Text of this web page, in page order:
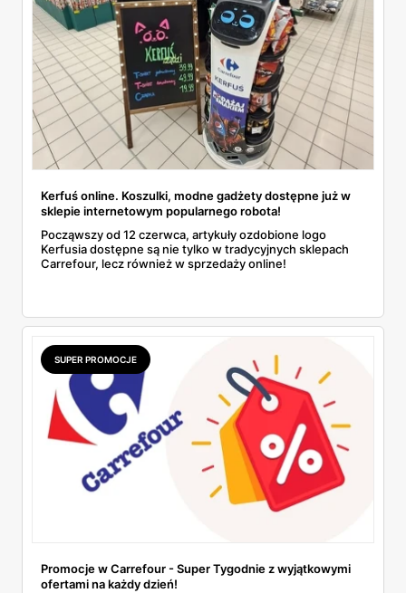
Kerfuś online. Koszulki, modne gadżety dostępne już w
sklepie internetowym popularnego robota!
Począwszy od 12 czerwca, artykuły ozdobione logo
Kerfusia dostępne są nie tylko w tradycyjnych sklepach
Carrefour, lecz również w sprzedaży online!
SUPER PROMOCJE
Promocje w Carrefour - Super Tygodnie z wyjątkowymi
ofertami na każdy dzień!